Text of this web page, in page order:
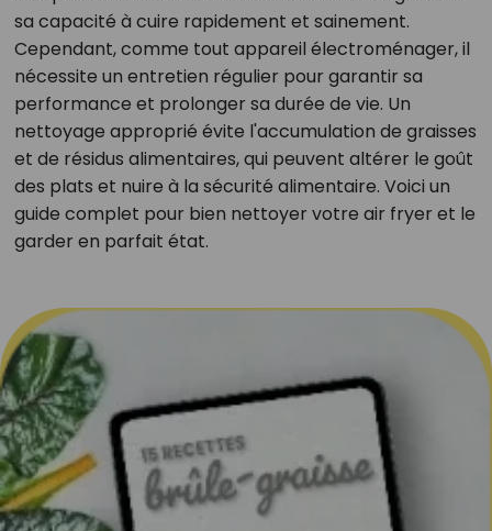
sa capacité à cuire rapidement et sainement.
Cependant, comme tout appareil électroménager, il
nécessite un entretien régulier pour garantir sa
performance et prolonger sa durée de vie. Un
nettoyage approprié évite l'accumulation de graisses
et de résidus alimentaires, qui peuvent altérer le goût
des plats et nuire à la sécurité alimentaire. Voici un
guide complet pour bien nettoyer votre air fryer et le
garder en parfait état.